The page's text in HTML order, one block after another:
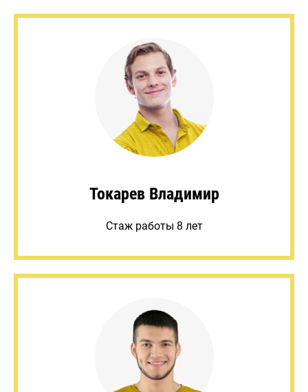
Токарев Владимир
Стаж работы 8 лет